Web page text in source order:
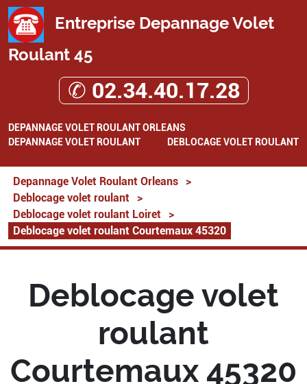
Entreprise Depannage Volet
Roulant 45
✆ 02.34.40.17.28
DEPANNAGE VOLET ROULANT ORLEANS
DEPANNAGE VOLET ROULANT
DEBLOCAGE VOLET ROULANT
Depannage Volet Roulant Orleans
>
Deblocage volet roulant
>
Deblocage volet roulant Loiret
>
Deblocage volet roulant Courtemaux 45320
Deblocage volet
roulant
Courtemaux 45320